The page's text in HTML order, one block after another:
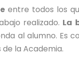
entre todos los
realizado. La
al alumno. Es
la Academia.